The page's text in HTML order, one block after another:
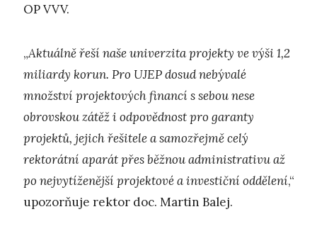
OP VVV.
„Aktuálně řeší naše univerzita projekty ve výši 1,2
miliardy korun. Pro UJEP dosud nebývalé
množství projektových financí s sebou nese
obrovskou zátěž i odpovědnost pro garanty
projektů, jejich řešitele a samozřejmě celý
rektorátní aparát přes běžnou administrativu až
po nejvytíženější projektové a investiční oddělení,“
upozorňuje rektor doc. Martin Balej.